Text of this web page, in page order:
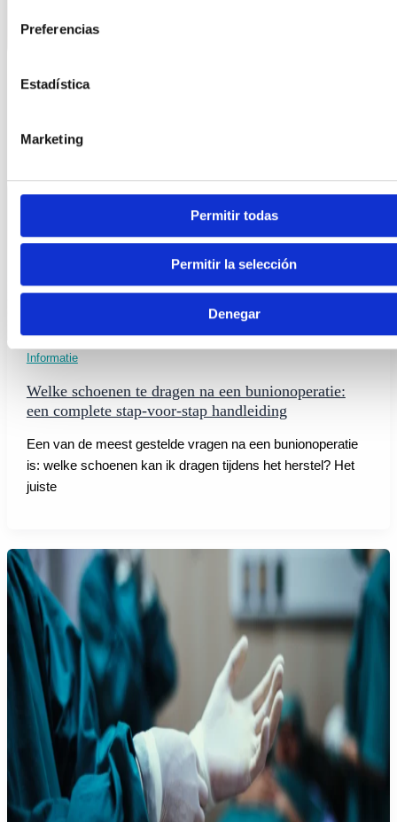
Preferencias
Estadística
Marketing
Permitir todas
Permitir la selección
Denegar
Informatie
Welke schoenen te dragen na een bunionoperatie:
een complete stap-voor-stap handleiding
Een van de meest gestelde vragen na een bunionoperatie
is: welke schoenen kan ik dragen tijdens het herstel? Het
juiste